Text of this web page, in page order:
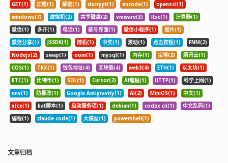
GET(1)
加密(1) 解密(1) decrypt(1) encode(1)
openssl(1)
windows(7)
虚拟机(2) 共享磁盘(2) vmware(3) ltsc(1)
计算器(1)
微信(1)
多开(1) 电话(1) 拨号界面(1) 微信小程序(1)
图片(1)
微信分享(1)
JSSDK(1) 随机(1) 中奖(1) 滚动(1) 点击按钮(1)
FNM(2)
Nodejs(2)
swap(1) oom(1) mysql(1) 内存(1) 宝塔(2)
腾讯云(1)
COS(1)
TRX(1) 钱包地址(4) 区块链(4) web3(4) ETH(1)
以太坊(1)
BTC(1)
比特币(1) SOL(1) Cursor(2) AI编程(1) HTTP(1)
科学上网(1)
env(1)
防篡改(1) Google Antigravity(1) AI(2) MiniOS(1)
中文(1)
xfce(1)
bat脚本(1) 启动服务项(1) debian(1) codex cli(1)
中文乱码(1)
编程(1)
claude code(1) 大模型(1) powershell(1)
文章归档